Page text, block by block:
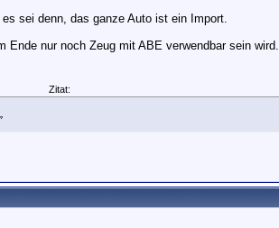
sei denn, das ganze Auto ist ein Import.
nur noch Zeug mit ABE verwendbar sein wird.
Zitat: